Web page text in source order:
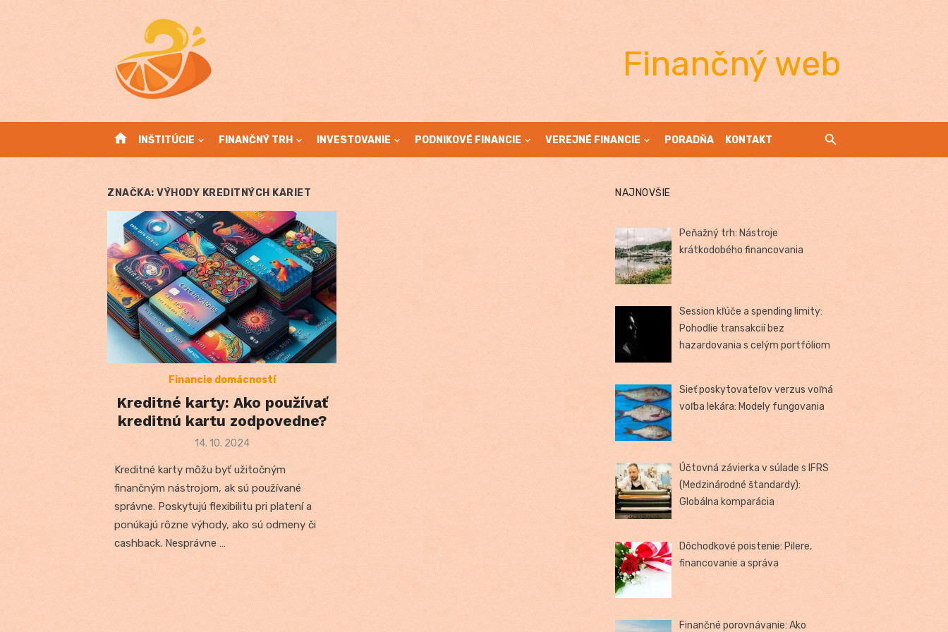
Finančný web
home INŠTITÚCIE FINANČNÝ TRH INVESTOVANIE PODNIKOVÉ FINANCIE VEREJNÉ FINANCIE PORADŇA KONTAKT
ZNAČKA: VÝHODY KREDITNÝCH KARIET
Financie domácností
Kreditné karty: Ako používať
kreditnú kartu zodpovedne?
Posted
14. 10. 2024
Kreditné karty môžu byť užitočným
finančným nástrojom, ak sú používané
správne. Poskytujú flexibilitu pri platení a
ponúkajú rôzne výhody, ako sú odmeny či
cashback. Nesprávne …
NAJNOVŠIE
Peňažný trh: Nástroje
krátkodobého financovania
Session kľúče a spending limity:
Pohodlie transakcií bez
hazardovania s celým portfóliom
Sieť poskytovateľov verzus voľná
voľba lekára: Modely fungovania
Účtovná závierka v súlade s IFRS
(Medzinárodné štandardy):
Globálna komparácia
Dôchodkové poistenie: Pilere,
financovanie a správa
Finančné porovnávanie: Ako